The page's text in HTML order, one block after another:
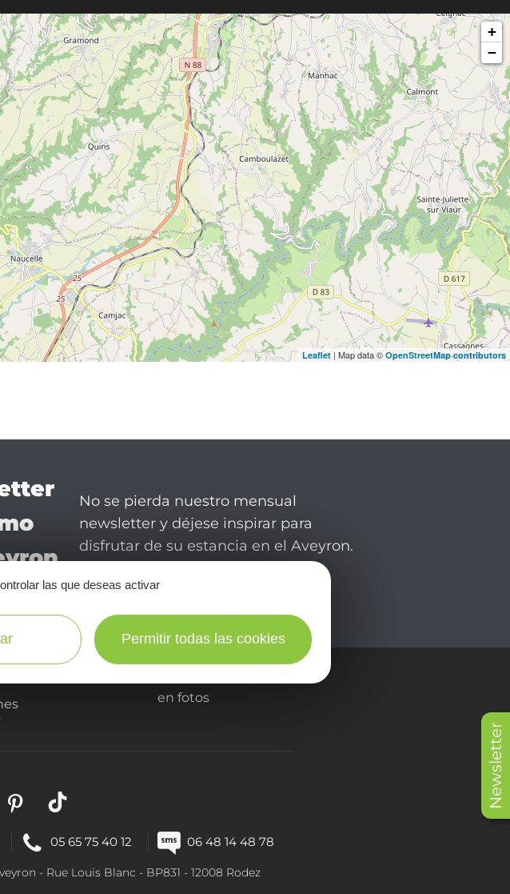
Newsletter
+
−
Leaflet | Map data © OpenStreetMap contributors
No se pierda nuestro mensual
newsletter y déjese inspirar para
disfrutar de su estancia en el Aveyron.
AQUÍ!
en fotos
05 65 75 40 12 06 48 14 48 78
- Rue Louis Blanc - BP831 - 12008 Rodez
las que deseas activar
Permitir todas las cookies